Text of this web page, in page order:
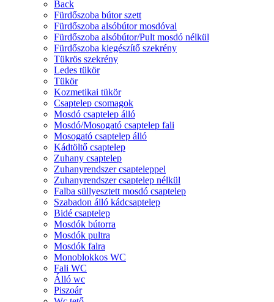
Back
Fürdőszoba bútor szett
Fürdőszoba alsóbútor mosdóval
Fürdőszoba alsóbútor/Pult mosdó nélkül
Fürdőszoba kiegészítő szekrény
Tükrös szekrény
Ledes tükör
Tükör
Kozmetikai tükör
Csaptelep csomagok
Mosdó csaptelep álló
Mosdó/Mosogató csaptelep fali
Mosogató csaptelep álló
Kádtöltő csaptelep
Zuhany csaptelep
Zuhanyrendszer csapteleppel
Zuhanyrendszer csaptelep nélkül
Falba süllyesztett mosdó csaptelep
Szabadon álló kádcsaptelep
Bidé csaptelep
Mosdók bútorra
Mosdók pultra
Mosdók falra
Monoblokkos WC
Fali WC
Álló wc
Piszoár